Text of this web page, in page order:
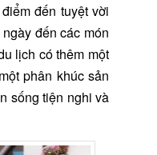
đến tuyệt vời
đến các món
lịch có thêm một
phân khúc sản
sống tiện nghi và